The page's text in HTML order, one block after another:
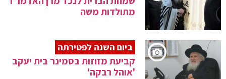
מתולדות משה
ביום השנה לפטירתה
קביעת מזוזות בסמינר בית יעקב
'אוהל רבקה'